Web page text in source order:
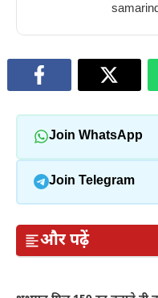
Join WhatsApp
Join Telegram
और पढ़ें